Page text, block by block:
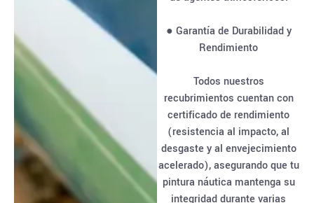
● Garantía de Durabilidad y
Rendimiento
Todos nuestros
recubrimientos cuentan con
certificado de rendimiento
(resistencia al impacto, al
desgaste y al envejecimiento
acelerado), asegurando que tu
pintura náutica mantenga su
integridad durante varias